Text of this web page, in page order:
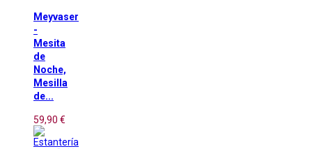
Meyvaser
-
Mesita
de
Noche,
Mesilla
de...
59,90 €